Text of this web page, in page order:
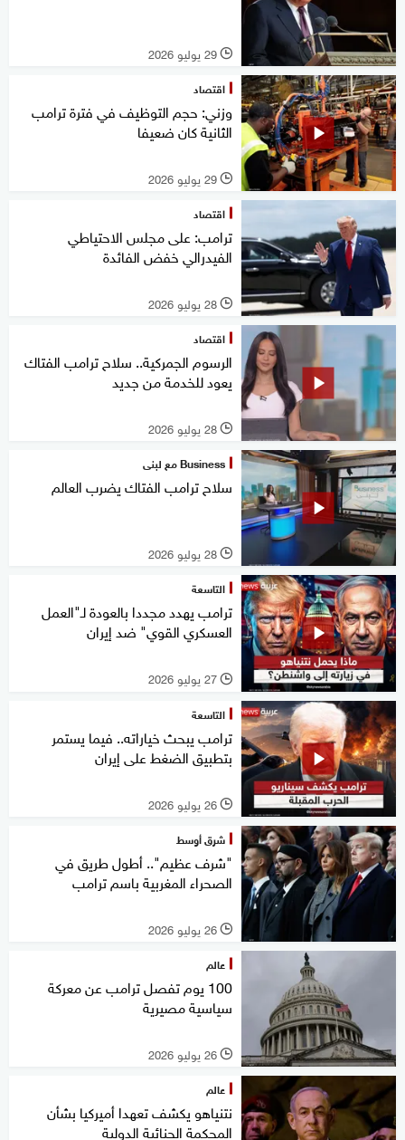
l 29 يوليو 2026
اقتصاد
وزني: حجم التوظيف في فترة ترامب
الثانية كان ضعيفا
l 29 يوليو 2026
اقتصاد
ترامب: على مجلس الاحتياطي
الفيدرالي خفض الفائدة
l 28 يوليو 2026
اقتصاد
الرسوم الجمركية.. سلاح ترامب الفتاك
يعود للخدمة من جديد
l 28 يوليو 2026
Business مع لبنى
سلاح ترامب الفتاك يضرب العالم
l 28 يوليو 2026
التاسعة
ترامب يهدد مجددا بالعودة لـ"العمل
العسكري القوي" ضد إيران
l 27 يوليو 2026
التاسعة
ترامب يبحث خياراته.. فيما يستمر
بتطبيق الضغط على إيران
l 26 يوليو 2026
شرق أوسط
"شرف عظيم".. أطول طريق في
الصحراء المغربية باسم ترامب
l 26 يوليو 2026
عالم
100 يوم تفصل ترامب عن معركة
سياسية مصيرية
l 26 يوليو 2026
عالم
نتنياهو يكشف تعهدا أميركيا بشأن
المحكمة الجنائية الدولية